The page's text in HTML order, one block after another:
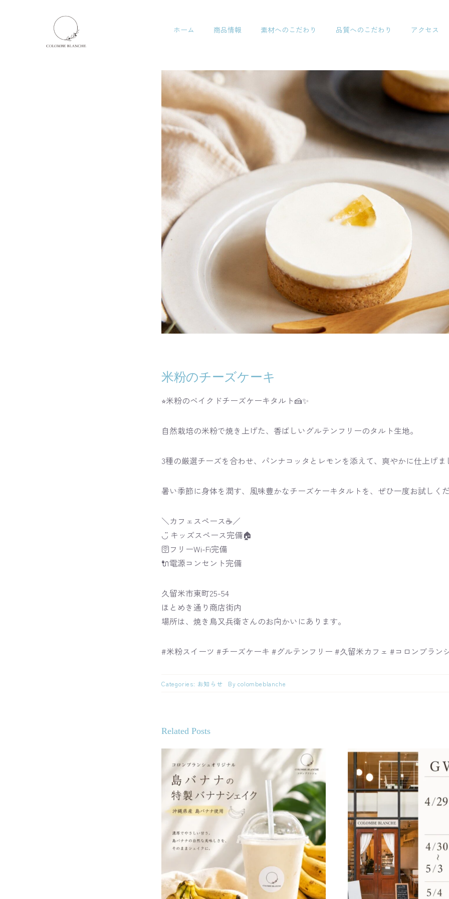
ホーム 商品情報 素材へのこだわり 品質へのこだわり アクセス
米粉のチーズケーキ
⭐︎米粉のベイクドチーズケーキタルト🍰✨
自然栽培の米粉で焼き上げた、香ばしいグルテンフリーのタルト生地。
3種の厳選チーズを合わせ、パンナコッタとレモンを添えて、爽やかに仕上げま
暑い季節に身体を潤す、風味豊かなチーズケーキタルトを、ぜひ一度お試しく
＼カフェスペース☕️／
◡̈ キッズスペース完備🏠
🛜フリーWi-Fi完備
🔌電源コンセント完備
久留米市東町25-54
ほとめき通り商店街内
場所は、焼き鳥又兵衛さんのお向かいにあります。
#米粉スイーツ #チーズケーキ #グルテンフリー #久留米カフェ #コロンブラン
Categories: お知らせ Bycolombeblanche
Related Posts
バナナシェイクがさらに
美味しくなりました
GWの営